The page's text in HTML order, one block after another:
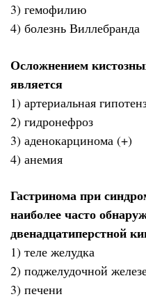
3) гемофилию
4) болезнь Виллебранда
Осложнением
является
1) артериальная
2) гидронефроз
3) аденокарцинома (+)
4) анемия
Гастринома при
наиболее часто
двенадцатиперстной
1) теле желудка
2) поджелудочной
3) печени